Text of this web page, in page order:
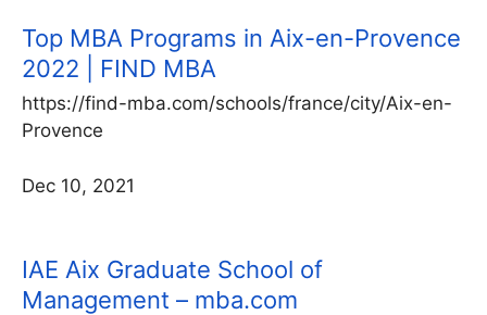
Top MBA Programs in Aix-en-Provence
2022 | FIND MBA
https://find-mba.com/schools/france/city/Aix-en-
Provence
Dec 10, 2021
IAE Aix Graduate School of
Management – mba.com